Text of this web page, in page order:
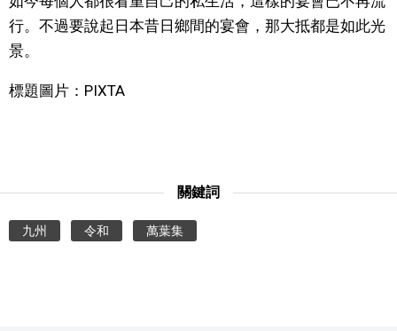
行。不過要說起日本昔日鄉間的宴會，那大抵都是如此光
景。
標題圖片：PIXTA
關鍵詞
九州 令和 萬葉集